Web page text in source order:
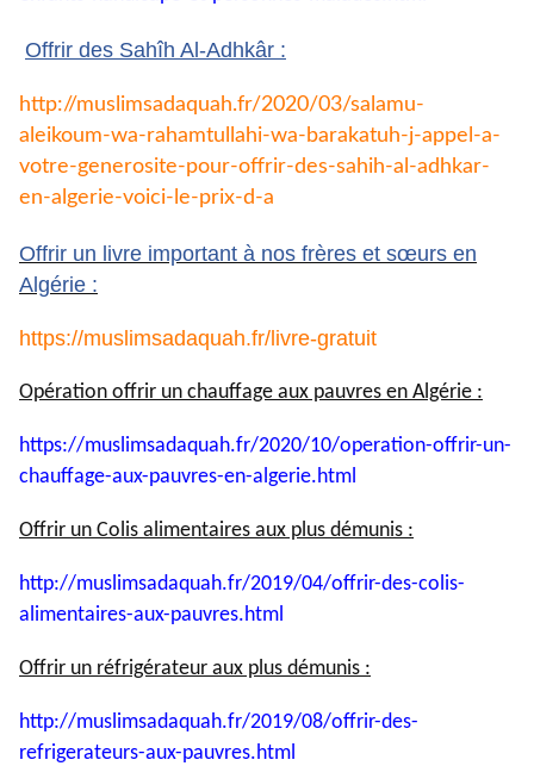
Offrir des Sahîh Al-Adhkâr :
http://muslimsadaquah.fr/2020/03/salamu-
aleikoum-wa-rahamtullahi-wa-barakatuh-j-appel-a-
votre-generosite-pour-offrir-des-sahih-al-adhkar-
en-algerie-voici-le-prix-d-a
Offrir un livre important à nos frères et sœurs en
Algérie :
https://muslimsadaquah.fr/livre-gratuit
Opération offrir un chauffage aux pauvres en Algérie :
https://muslimsadaquah.fr/2020/10/operation-offrir-un-
chauffage-aux-pauvres-en-algerie.html
Offrir un Colis alimentaires aux plus démunis :
http://muslimsadaquah.fr/2019/04/offrir-des-colis-
alimentaires-aux-pauvres.html
Offrir un réfrigérateur aux plus démunis :
http://muslimsadaquah.fr/2019/08/offrir-des-
refrigerateurs-aux-pauvres.html